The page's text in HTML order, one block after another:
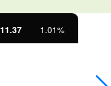
11.37 1.01%